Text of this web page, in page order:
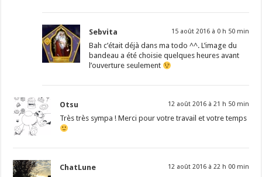
Sebvita 15 août 2016 à 0 h 50 min
Bah c’était déjà dans ma todo ^^. L’image du
bandeau a été choisie quelques heures avant
l’ouverture seulement
Otsu 12 août 2016 à 21 h 50 min
Très très sympa ! Merci pour votre travail et votre temps
ChatLune 12 août 2016 à 22 h 00 min